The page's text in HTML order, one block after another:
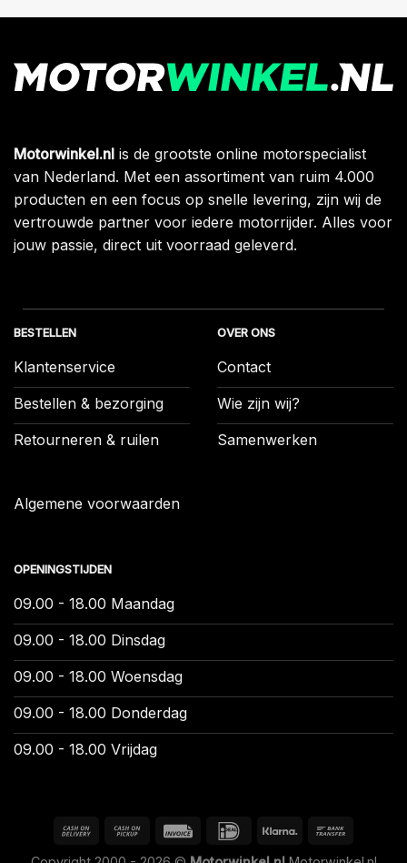
Motorwinkel.nl is de grootste online motorspecialist
van Nederland. Met een assortiment van ruim 4.000
producten en een focus op snelle levering, zijn wij de
vertrouwde partner voor iedere motorrijder. Alles voor
jouw passie, direct uit voorraad geleverd.
BESTELLEN
Klantenservice
Bestellen & bezorging
Retourneren & ruilen
Algemene voorwaarden
OVER ONS
Contact
Wie zijn wij?
Samenwerken
OPENINGSTIJDEN
09.00 - 18.00 Maandag
09.00 - 18.00 Dinsdag
09.00 - 18.00 Woensdag
09.00 - 18.00 Donderdag
09.00 - 18.00 Vrijdag